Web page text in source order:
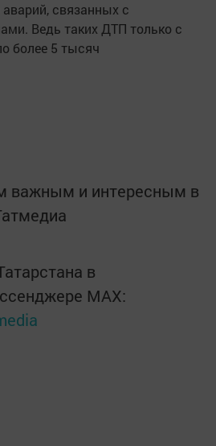
связанных с
Ведь таких ДТП только с
более 5 тысяч
важным и интересным в
в
MАХ: